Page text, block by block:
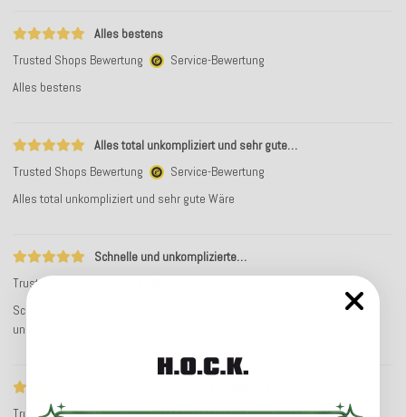
Alles bestens
Trusted Shops Bewertung
Service-Bewertung
Alles bestens
Alles total unkompliziert und sehr gute…
Trusted Shops Bewertung
Service-Bewertung
Alles total unkompliziert und sehr gute Wäre
Schnelle und unkomplizierte…
Trusted Shops Bewertung
Schnelle und unkomplizierte Auftragsabwicklung. Artikel sind hochwertig
und gut verarbeitet. Gerne wieder
Trusted Shops Bewertung
Service-Bewertung